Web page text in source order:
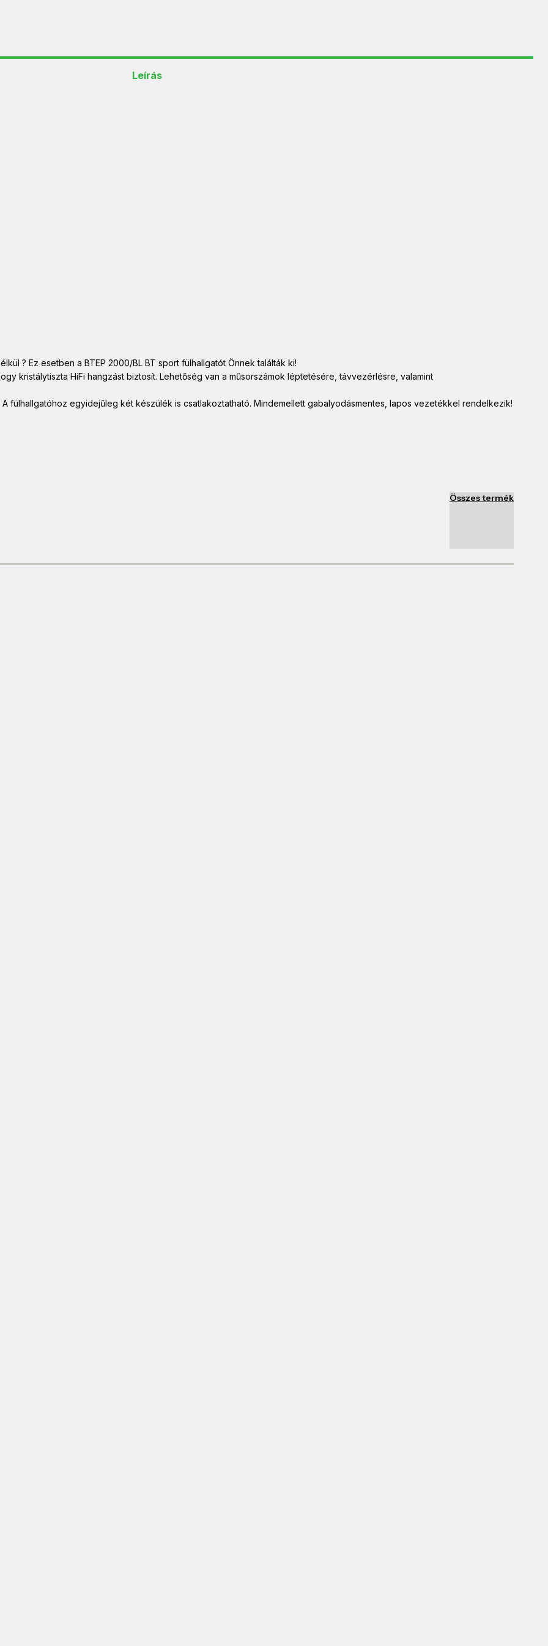
Leírás
? Ez esetben a BTEP 2000/BL BT sport fülhallgatót Önnek találták ki!
kristálytiszta HiFi hangzást biztosít. Lehetőség van a műsorszámok léptetésére, távvezérlésre, valamint
fülhallgatóhoz egyidejűleg két készülék is csatlakoztatható. Mindemellett gabalyodásmentes, lapos vezetékkel rendelkezik!
Összes termék